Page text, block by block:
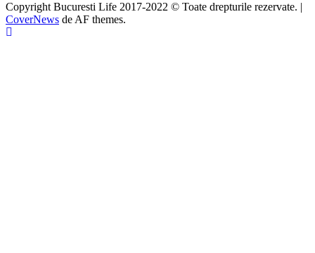
Copyright Bucuresti Life 2017-2022 © Toate drepturile rezervate. |
CoverNews de AF themes.